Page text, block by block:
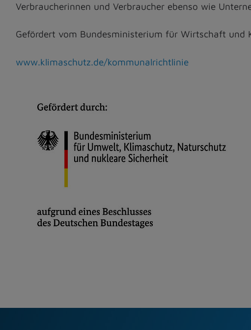
Verbraucherinnen und Verbraucher ebenso wie
Gefördert vom Bundesministerium für Wirtschaft und
www.klimaschutz.de/kommunalrichtlinie